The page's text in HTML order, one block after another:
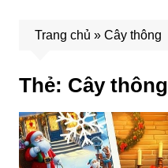
Trang chủ » Cây thông
Thẻ: Cây thông